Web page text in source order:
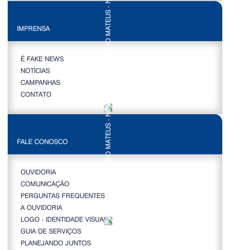
IMPRENSA
É FAKE NEWS
NOTÍCIAS
CAMPANHAS
CONTATO
FALE CONOSCO
OUVIDORIA
COMUNICAÇÃO
PERGUNTAS FREQUENTES
A OUVIDORIA
LOGO - IDENTIDADE VISUAL
GUIA DE SERVIÇOS
PLANEJANDO JUNTOS